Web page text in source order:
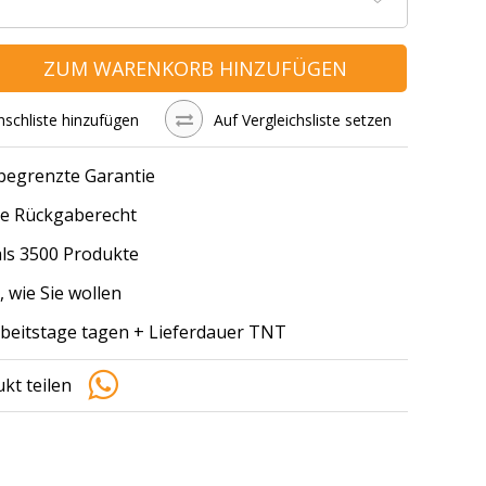
ZUM WARENKORB HINZUFÜGEN
hinzufügen Auf Vergleichsliste setzen
Garantie
Rückgaberecht
3500 Produkte
wie Sie wollen
tagen + Lieferdauer TNT
teilen